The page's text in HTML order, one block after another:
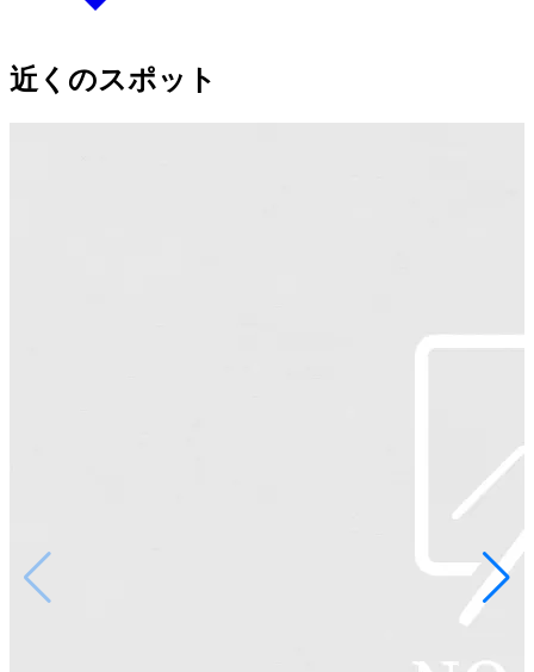
近くのスポット